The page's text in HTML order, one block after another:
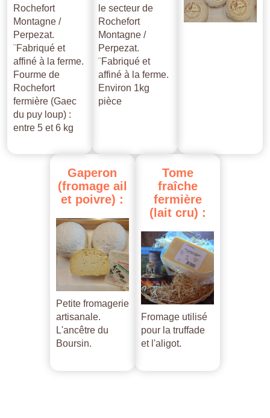
Rochefort
Montagne /
Perpezat.
¨Fabriqué et
affiné à la ferme.
Fourme de
Rochefort
fermière (Gaec
du puy loup) :
entre 5 et 6 kg
le secteur de
Rochefort
Montagne /
Perpezat.
¨Fabriqué et
affiné à la ferme.
Environ 1kg
pièce
Gaperon
(fromage ail
et poivre) :
Petite fromagerie
artisanale.
L'ancêtre du
Boursin.
Tome
fraîche
fermière
(lait cru) :
Fromage utilisé
pour la truffade
et l'aligot.